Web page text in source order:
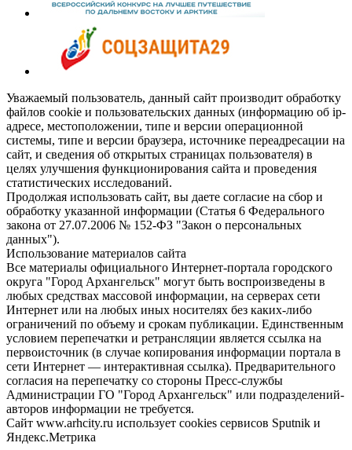
Уважаемый пользователь, данный сайт производит обработку
файлов cookie и пользовательских данных (информацию об ip-
адресе, местоположении, типе и версии операционной
системы, типе и версии браузера, источнике переадресации на
сайт, и сведения об открытых страницах пользователя) в
целях улучшения функционирования сайта и проведения
статистических исследований.
Продолжая использовать сайт, вы даете согласие на сбор и
обработку указанной информации (Статья 6 Федерального
закона от 27.07.2006 № 152-ФЗ "Закон о персональных
данных").
Использование материалов сайта
Все материалы официального Интернет-портала городского
округа "Город Архангельск" могут быть воспроизведены в
любых средствах массовой информации, на серверах сети
Интернет или на любых иных носителях без каких-либо
ограничений по объему и срокам публикации. Единственным
условием перепечатки и ретрансляции является ссылка на
первоисточник (в случае копирования информации портала в
сети Интернет — интерактивная ссылка). Предварительного
согласия на перепечатку со стороны Пресс-службы
Администрации ГО "Город Архангельск" или подразделений-
авторов информации не требуется.
Сайт www.arhcity.ru использует cookies сервисов Sputnik и
Яндекс.Метрика